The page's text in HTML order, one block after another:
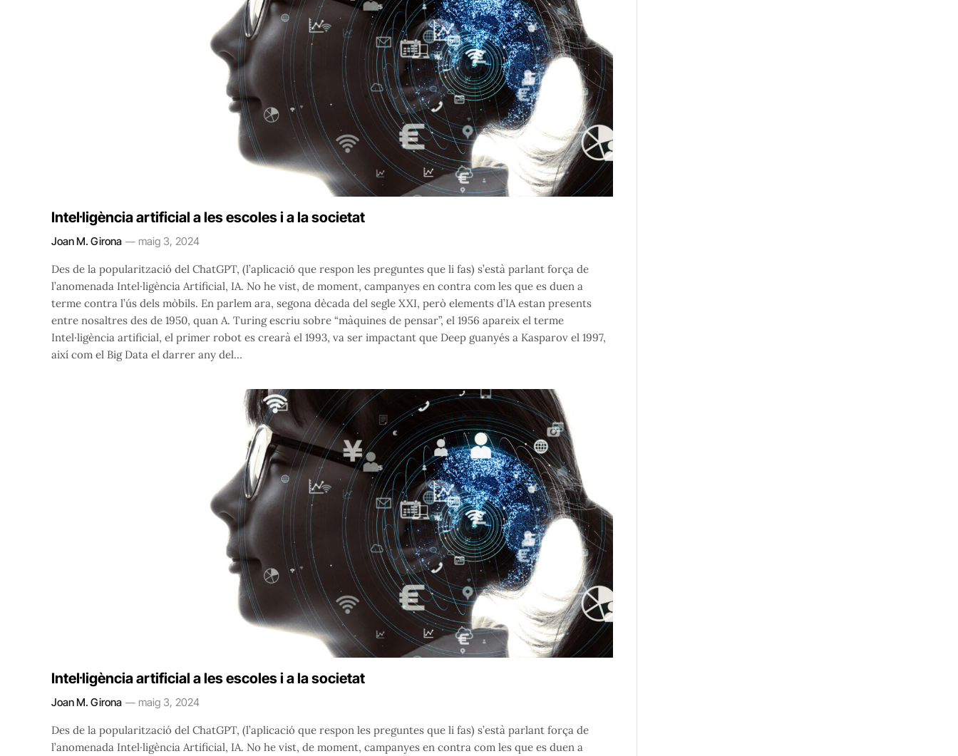
Intel·ligència artificial a les escoles i a la societat
Joan M. Girona maig 3, 2024
Des de la popularització del ChatGPT, (l’aplicació que respon les preguntes que li fas) s’està parlant força de
l’anomenada Intel·ligència Artificial, IA. No he vist, de moment, campanyes en contra com les que es duen a
terme contra l’ús dels mòbils. En parlem ara, segona dècada del segle XXI, però elements d’IA estan presents
entre nosaltres des de 1950, quan A. Turing escriu sobre “màquines de pensar”, el 1956 apareix el terme
Intel·ligència artificial, el primer robot es crearà el 1993, va ser impactant que Deep guanyés a Kasparov el 1997,
així com el Big Data el darrer any del…
Intel·ligència artificial a les escoles i a la societat
Joan M. Girona maig 3, 2024
Des de la popularització del ChatGPT, (l’aplicació que respon les preguntes que li fas) s’està parlant força de
l’anomenada Intel·ligència Artificial, IA. No he vist, de moment, campanyes en contra com les que es duen a